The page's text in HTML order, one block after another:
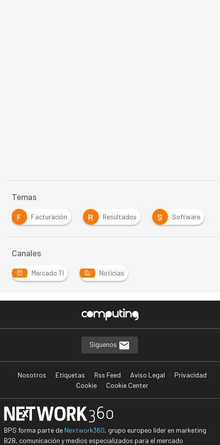
Temas
F
Facturación R Resultados S Software
Canales
Mercado TI Noticias
Síguenos
Nosotros Etiquetas Rss Feed Aviso Legal
Privacidad
Cookie
Cookie Center
BPS forma parte de Nextwork360, grupo europeo líder en marketing
B2B, comunicación y medios especializados para el mercado